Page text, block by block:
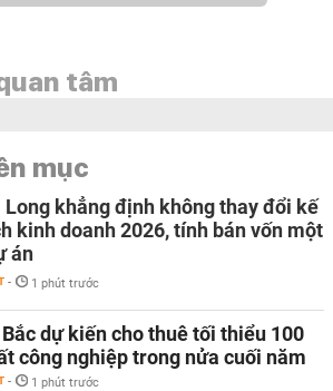
tâm
mục
Long khẳng định không thay đổi kế
kinh doanh 2026, tính bán vốn một
án
- 1 phút trước
dự kiến cho thuê tối thiểu 100
công nghiệp trong nửa cuối năm
- 1 phút trước